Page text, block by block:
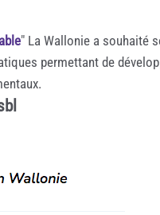
" La Wallonie a souhaité
permettant de